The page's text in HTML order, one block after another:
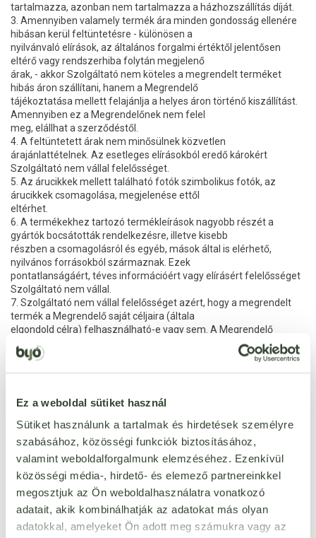
Ez a weboldal sütiket használ
Sütiket használunk a tartalmak és hirdetések személyre
szabásához, közösségi funkciók biztosításához,
valamint weboldalforgalmunk elemzéséhez. Ezenkívül
közösségi média-, hirdető- és elemező partnereinkkel
megosztjuk az Ön weboldalhasználatra vonatkozó
adatait, akik kombinálhatják az adatokat más olyan
adatokkal, amelyeket Ön adott meg számukra vagy az
tartalmazza, azonban nem tartalmazza a házhozszállítás díját.
3. Amennyiben valamely termék ára minden gondosság ellenére
hibásan kerül feltüntetésre - különösen a
nyilvánvaló elírások, az általános forgalmi értéktől jelentősen
eltérő vagy rendszerhiba folytán megjelenő
árak, - akkor Szolgáltató nem köteles a megrendelt terméket
hibás áron szállítani, hanem a Megrendelő
tájékoztatása mellett felajánlja a helyes áron történő kiszállítást.
Amennyiben ez a Megrendelőnek nem felel
meg, elállhat a szerződéstől.
4. A feltüntetett árak nem minősülnek közvetlen
árajánlattételnek. Az esetleges elírásokból eredő károkért
Szolgáltató nem vállal felelősséget.
5. Az árucikkek mellett található fotók szimbolikus fotók, az
árucikkek csomagolása, megjelenése ettől
eltérhet.
6. A termékekhez tartozó termékleírások nagyobb részét a
gyártók bocsátották rendelkezésre, illetve kisebb
részben a csomagolásról és egyéb, mások által is elérhető,
nyilvános forrásokból származnak. Ezek
pontatlanságáért, téves információért vagy elírásért felelősséget
Szolgáltató nem vállal.
7. Szolgáltató nem vállal felelősséget azért, hogy a megrendelt
termék a Megrendelő saját céljaira (általa
elgondold célra) felhasználható-e vagy sem. A Megrendelő
kötelessége megvizsgálni azt, hogy a termék a
saját felhasználási céljainak megfelel-e vagy sem.
egészben, indoklás nélkül. Ebben az esetben Megrendelő elállhat
a szerződéstől.
9. Át nem vett, visszaküldött csomagok esetén a visszaszállítás
díja a Megrendelőt terheli, kivéve, ha a
Szolgáltató előzetesen vállalta a szállítás költségét. Szolgáltató a
csomag újraküldését kizárólag a csomag ellenértékének előre
történő átutalása esetén indítja el! Előre történő utalás, kizárólag
előre egyeztetve (e-mail: vevoszolgalat(kukac)bijo.hu) lehetséges.
7.5 A termékek feletti tulajdonjog átszállása
A termékek feletti tulajdonjog a termék átvételekor száll át a